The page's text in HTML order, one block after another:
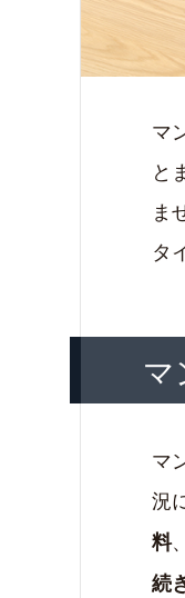
マ
と
ま
タ
マ
マ
況
料
続